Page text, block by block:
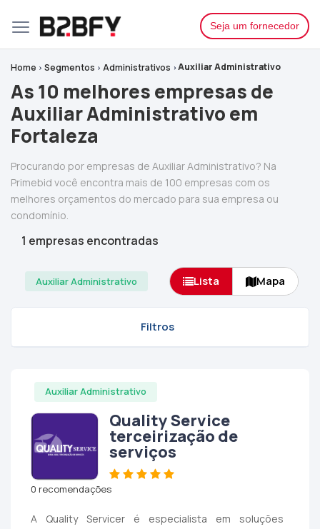
Seja um fornecedor
Home Segmentos Administrativos Auxiliar Administrativo
As 10 melhores empresas de
Auxiliar Administrativo em
Fortaleza
Procurando por empresas de Auxiliar Administrativo? Na
Primebid você encontra mais de 100 empresas com os
melhores orçamentos do mercado para sua empresa ou
condomínio.
1 empresas encontradas
Auxiliar Administrativo Lista Mapa
Filtros
Auxiliar Administrativo
Quality Service
terceirização de
serviços
0 recomendações
A Quality Servicer é especialista em soluções